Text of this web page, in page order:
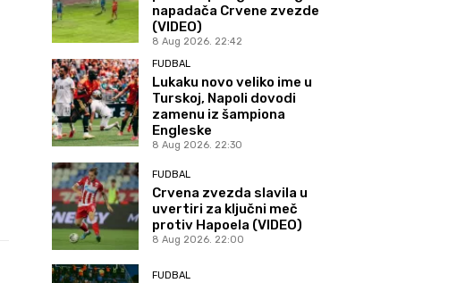
napadača Crvene zvezde
(VIDEO)
8 Aug 2026. 22:42
FUDBAL
Lukaku novo veliko ime u
Turskoj, Napoli dovodi
zamenu iz šampiona
Engleske
8 Aug 2026. 22:30
FUDBAL
Crvena zvezda slavila u
uvertiri za ključni meč
protiv Hapoela (VIDEO)
8 Aug 2026. 22:00
FUDBAL